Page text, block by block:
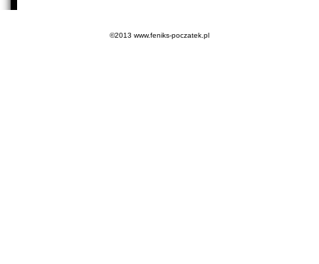
©2013 www.feniks-poczatek.pl